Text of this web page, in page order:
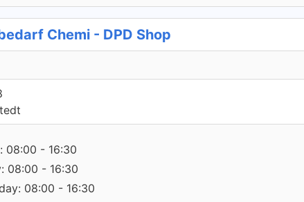
Chemi - DPD Shop
08:00 - 16:30
08:00 - 16:30
08:00 - 16:30